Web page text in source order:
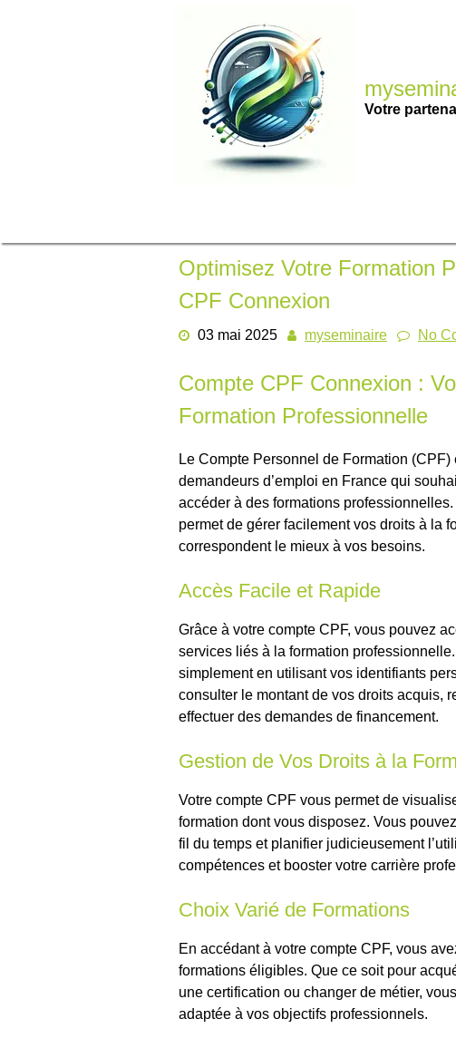
Votre
Optimisez Votre Formation
CPF Connexion
03 mai 2025 myseminaire No
Compte CPF Connexion :
Formation Professionnelle
Le Compte Personnel de Formation
demandeurs d’emploi en France qui
accéder à des formations
permet de gérer facilement vos droits à la
correspondent le mieux à vos besoins.
Accès Facile et Rapide
Grâce à votre compte CPF, vous pouvez
services liés à la formation
simplement en utilisant vos identifiants
consulter le montant de vos droits acquis,
effectuer des demandes de financement.
Gestion de Vos Droits à la
Votre compte CPF vous permet de
formation dont vous disposez. Vous
fil du temps et planifier judicieusement
compétences et booster votre carrière
Choix Varié de Formations
En accédant à votre compte CPF, vous
formations éligibles. Que ce soit pour
une certification ou changer de métier,
adaptée à vos objectifs professionnels.